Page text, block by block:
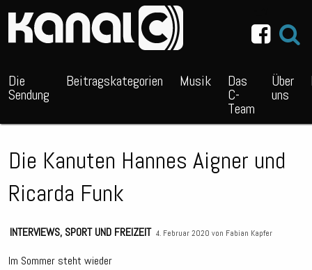
Die
Sendung
Beitragskategorien Musik Das
C-
Team
Über
uns
Die Kanuten Hannes Aigner und
Ricarda Funk
INTERVIEWS, SPORT UND FREIZEIT 4. Februar 2020 von Fabian Kapfer
Im Sommer steht wieder